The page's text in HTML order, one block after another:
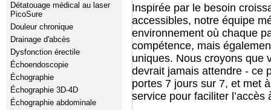
Détatouage médical au laser
PicoSure
Douleur chronique
Drainage d'abcès
Dysfonction érectile
Échoendoscopie
Échographie
Échographie 3D-4D
Échographie abdominale
Inspirée par le besoin
accessibles, notre équipe
environnement où chaque
compétence, mais
uniques. Nous croyons que
devrait jamais attendre - ce
portes 7 jours sur 7, et met
service pour faciliter l’accès